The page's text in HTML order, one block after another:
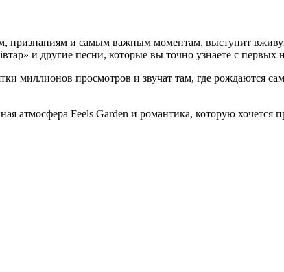
признаниям и самым важным моментам, выступит
и другие песни, которые вы точно узнаете с первых
миллионов просмотров и звучат там, где рождаются
атмосфера Feels Garden и романтика, которую хочется